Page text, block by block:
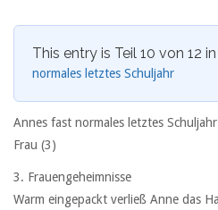
This entry is Teil 10 von 12
normales letztes Schuljahr
Annes fast normales letztes
Frau (3)
3. Frauengeheimnisse
Warm eingepackt verließ Anne das